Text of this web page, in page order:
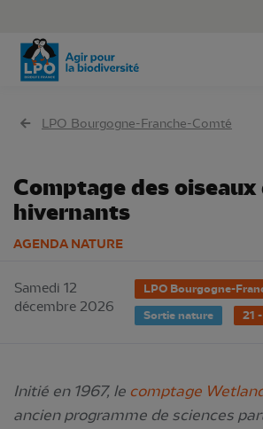
Aller au
LPO Bourgogne-Franche-Comté
Comptage des oiseaux
hivernants
AGENDA NATURE
Samedi 12
décembre 2026
LPO Bourgogne-
Sortie nature
21
Initié en 1967, le comptage
ancien programme de sciences